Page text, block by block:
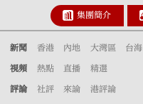
集團簡介
新聞 香港 內地 大灣區 台海
視頻 熱點 直播 精選
評論 社評 來論 港評論